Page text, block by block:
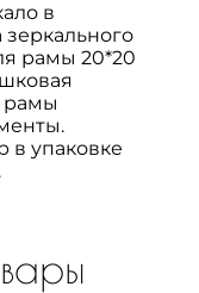
в
рамы 20*20
рамы
в упаковке